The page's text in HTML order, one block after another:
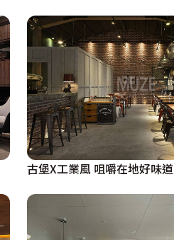
古堡X工業風 咀嚼在地好味道